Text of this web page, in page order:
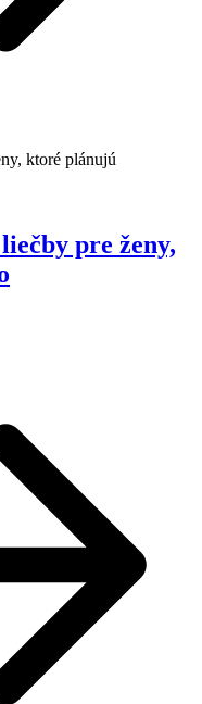
pre ženy,